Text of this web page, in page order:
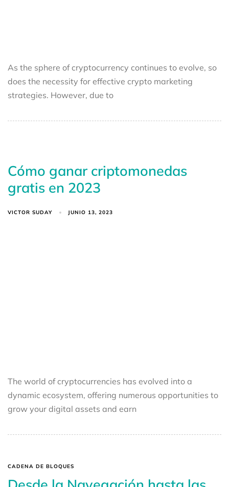
As the sphere of cryptocurrency continues to evolve, so
does the necessity for effective crypto marketing
strategies. However, due to
Cómo ganar criptomonedas
gratis en 2023
VICTOR SUDAY JUNIO 13, 2023
The world of cryptocurrencies has evolved into a
dynamic ecosystem, offering numerous opportunities to
grow your digital assets and earn
CADENA DE BLOQUES